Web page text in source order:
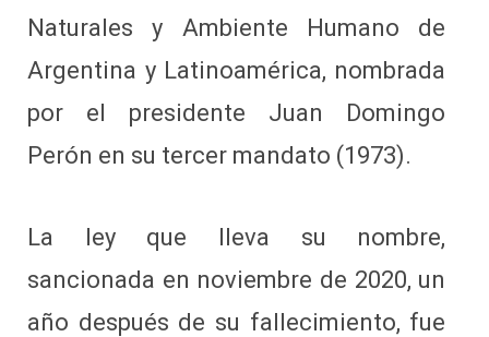
Naturales y Ambiente Humano de
Argentina y Latinoamérica, nombrada
por el presidente Juan Domingo
Perón en su tercer mandato (1973).
La ley que lleva su nombre,
sancionada en noviembre de 2020, un
año después de su fallecimiento, fue